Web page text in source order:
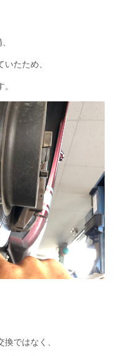
たため、
ではなく、